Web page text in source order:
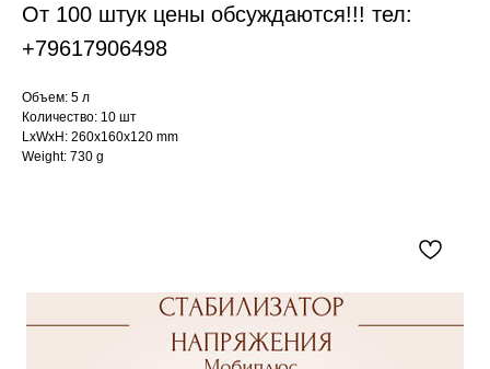
От 100 штук цены обсуждаются!!! тел:
+79617906498
Объем: 5 л
Количество: 10 шт
LxWxH: 260x160x120 mm
Weight: 730 g